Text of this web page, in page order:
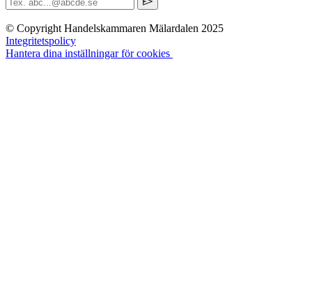
© Copyright Handelskammaren Mälardalen 2025
Integritetspolicy
Hantera dina inställningar för cookies